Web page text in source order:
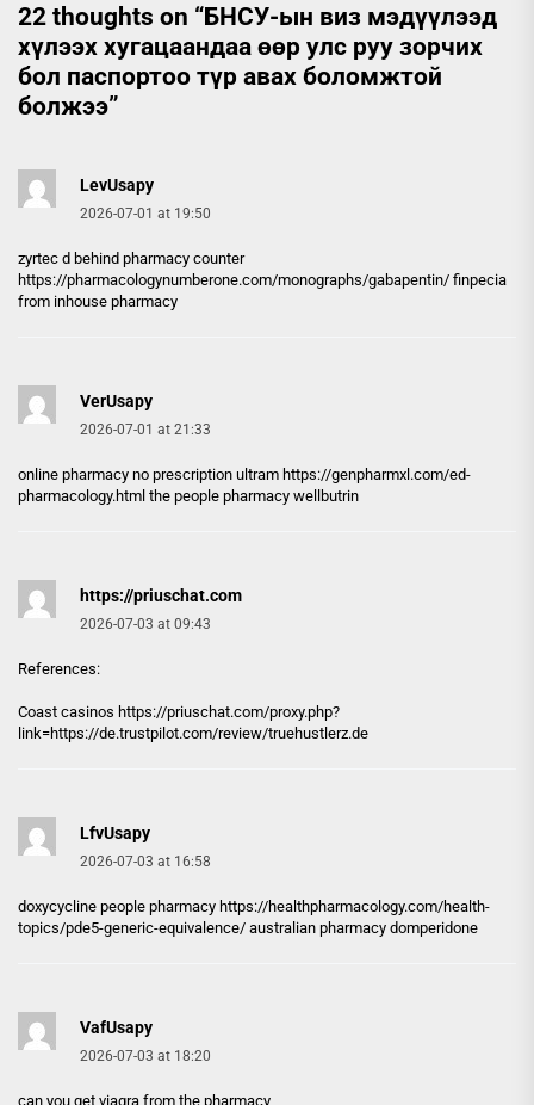
22 thoughts on “БНСУ-ын виз мэдүүлээд
хүлээх хугацаандаа өөр улс руу зорчих
бол паспортоо түр авах боломжтой
болжээ”
LevUsapy
2026-07-01 at 19:50
zyrtec d behind pharmacy counter
https://pharmacologynumberone.com/monographs/gabapentin/ finpecia
from inhouse pharmacy
VerUsapy
2026-07-01 at 21:33
online pharmacy no prescription ultram https://genpharmxl.com/ed-
pharmacology.html the people pharmacy wellbutrin
https://priuschat.com
2026-07-03 at 09:43
References:
Coast casinos https://priuschat.com/proxy.php?
link=https://de.trustpilot.com/review/truehustlerz.de
LfvUsapy
2026-07-03 at 16:58
doxycycline people pharmacy https://healthpharmacology.com/health-
topics/pde5-generic-equivalence/ australian pharmacy domperidone
VafUsapy
2026-07-03 at 18:20
can you get viagra from the pharmacy